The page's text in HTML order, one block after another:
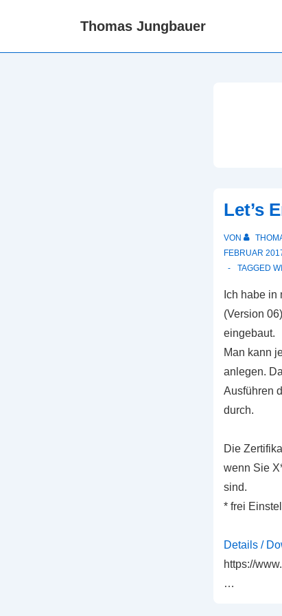
Thomas Jungbauer
Let’s
VON
FEBRUAR
TAGGED
Ich habe in
(Version
eingebaut.
Man kann
anlegen.
Ausführen
durch.
Die
wenn Sie
sind.
* frei
Details /
https://
…